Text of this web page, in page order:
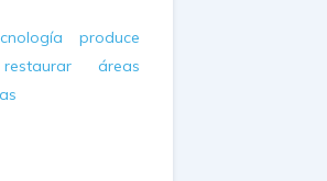
produce
áreas